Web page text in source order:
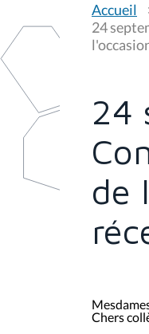
o
u
s
ê
:
Accueil
24
24
de
Chers